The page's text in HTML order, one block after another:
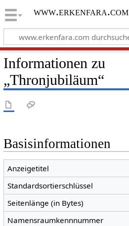
www.erkenfara.com
Informationen zu
„Thronjubiläum“
Basisinformationen
Anzeigetitel
Standardsortierschlüssel
Seitenlänge (in Bytes)
Namensraumkennnummer